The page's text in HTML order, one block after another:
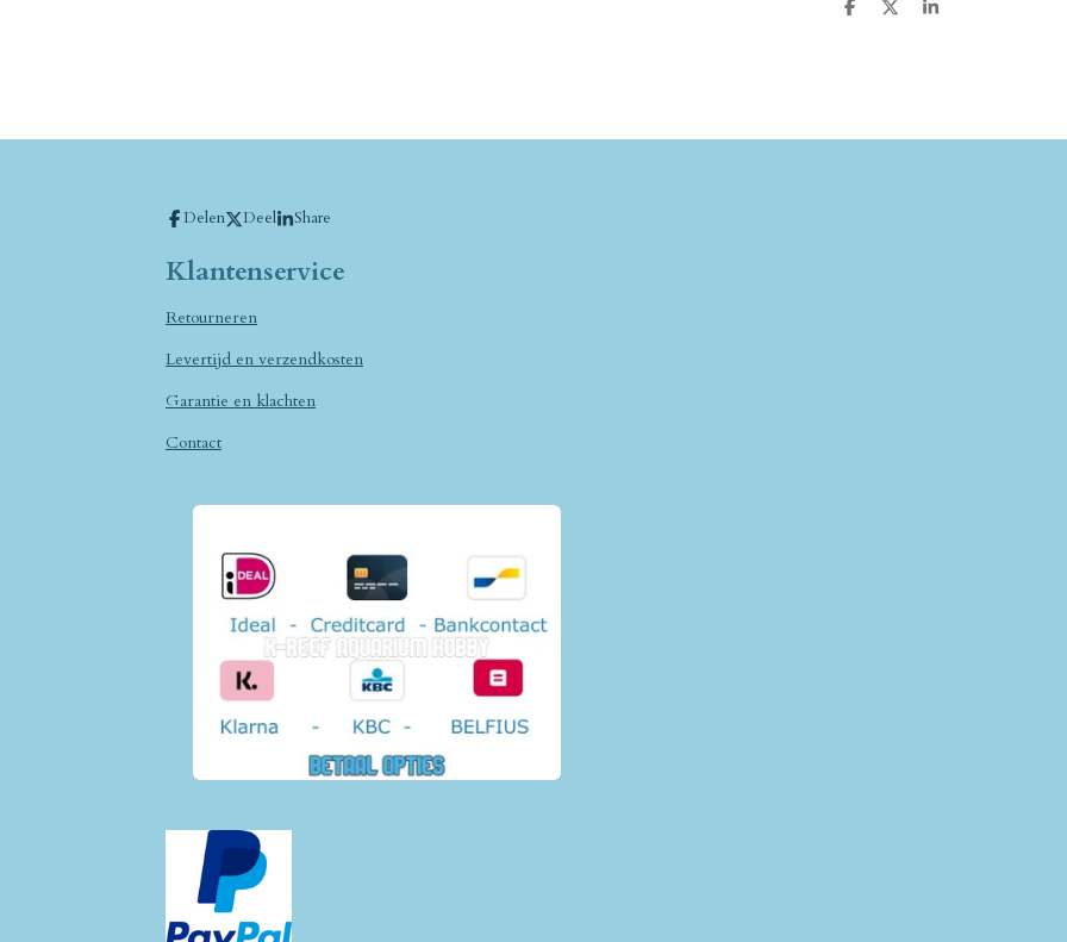
D
D
S
Delen Deel Share
Klantenservice
Retourneren
Levertijd en verzendkosten
Garantie en klachten
Contact